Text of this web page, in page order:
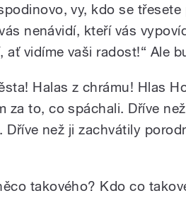
vy, kdo se třesete
nenávidí, kteří vás
ať vidíme vaši radost!“ Ale
Halas z chrámu! Hlas
za to, co spáchali. Dříve
Dříve než ji zachvátily
takového? Kdo co